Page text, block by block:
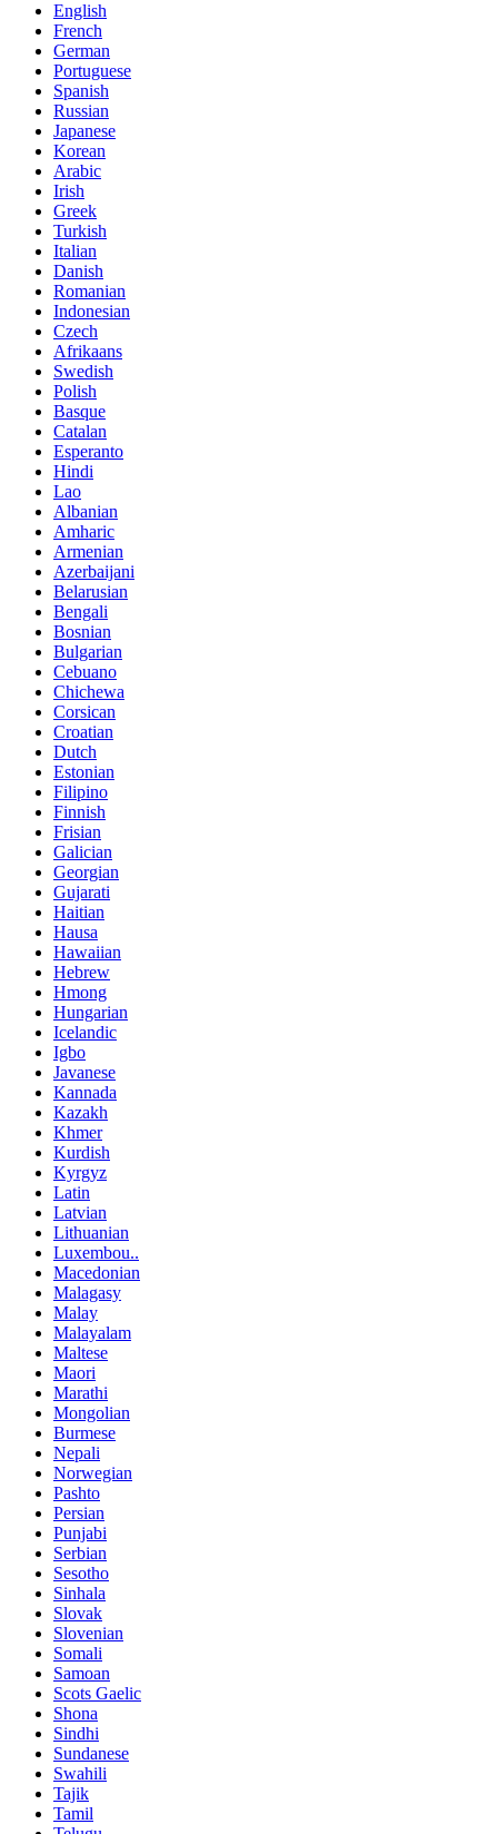
English
French
German
Portuguese
Spanish
Russian
Japanese
Korean
Arabic
Irish
Greek
Turkish
Italian
Danish
Romanian
Indonesian
Czech
Afrikaans
Swedish
Polish
Basque
Catalan
Esperanto
Hindi
Lao
Albanian
Amharic
Armenian
Azerbaijani
Belarusian
Bengali
Bosnian
Bulgarian
Cebuano
Chichewa
Corsican
Croatian
Dutch
Estonian
Filipino
Finnish
Frisian
Galician
Georgian
Gujarati
Haitian
Hausa
Hawaiian
Hebrew
Hmong
Hungarian
Icelandic
Igbo
Javanese
Kannada
Kazakh
Khmer
Kurdish
Kyrgyz
Latin
Latvian
Lithuanian
Luxembou..
Macedonian
Malagasy
Malay
Malayalam
Maltese
Maori
Marathi
Mongolian
Burmese
Nepali
Norwegian
Pashto
Persian
Punjabi
Serbian
Sesotho
Sinhala
Slovak
Slovenian
Somali
Samoan
Scots Gaelic
Shona
Sindhi
Sundanese
Swahili
Tajik
Tamil